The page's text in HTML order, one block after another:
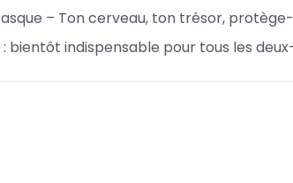
– Ton cerveau, ton trésor,
: bientôt indispensable pour tous les